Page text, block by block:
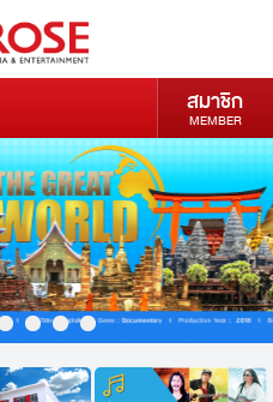
สมาชิก
MEMBER